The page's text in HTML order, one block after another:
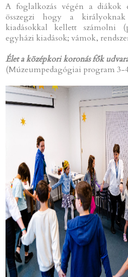
A foglalkozás végén a diákok
összegzi hogy a
kiadásokkal kellett számolni
egyházi kiadások; vámok,
Élet a középkori koronás fők
(Múzeumpedagógiai program 3-